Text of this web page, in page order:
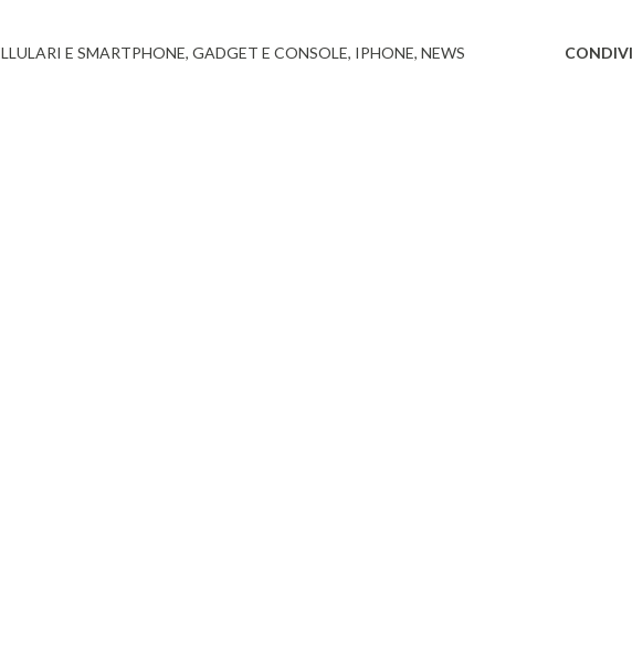
E SMARTPHONE GADGET E CONSOLE IPHONE NEWS